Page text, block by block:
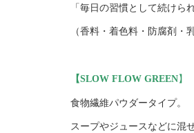
「毎日の習慣として続けら
（香料・着色料・防腐剤・
【SLOW FLOW GREEN】
食物繊維パウダータイプ。
スープやジュースなどに混